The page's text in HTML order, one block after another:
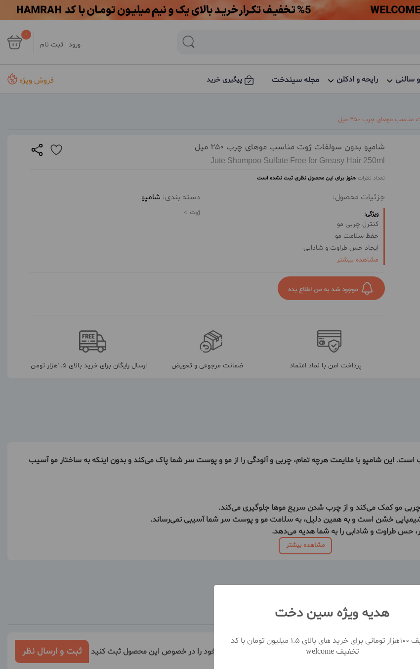
ورود | ثبت نام
0
سالنی رایحه و ادکلن مجله سیندخت پیگیری خرید فروش ویژه
موهای چرب 250 میل
شامپو بدون سولفات ژوت مناسب موهای چرب 250 میل
Jute Shampoo Sulfate Free for Greasy Hair 250ml
تعداد نظرات هنوز برای این محصول نظری ثبت نشده است
جزئیات محصول:
ویژگی:
کنترل چربی مو
حفظ سلامت مو
ایجاد حس طراوت و شادابی
پاکسازی کامل مو و پوست سر
تقویت کننده
فاقد سولفات
مشاهده بیشتر
دسته بندی: شامپو
ژوت
موجود شد به من اطلاع بده
پرداخت امن با نماد اعتماد ضمانت مرجوعی و تعویض ارسال رایگان برای خرید بالای 1.5هزار تومن
شامپو با ملایمت هرچه تمام، چربی و آلودگی را از مو و پوست سر شما پاک می‌کند و بدون اینکه به ساختار مو آسیب
چربی مو کمک می‌کند و از چرب شدن سریع موها جلوگیری می‌کند.
خشن است و به همین دلیل، به سلامت مو و پوست سر شما آسیبی نمی‌رساند.
حس طراوت و شادابی را به شما هدیه می‌دهد.
مشاهده بیشتر
نظر خود را در خصوص این محصول ثبت کنید ثبت و ارسال نظر
هدیه ویژه سین دخت
تخفیف 100هزار تومانی برای خرید های بالای 1.5 میلیون تومان با کد
تخفیف welcome